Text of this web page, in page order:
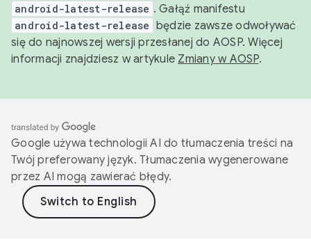
android-latest-release . Gałąź manifestu
android-latest-release będzie zawsze odwoływać
się do najnowszej wersji przesłanej do AOSP. Więcej
informacji znajdziesz w artykule Zmiany w AOSP.
Google używa technologii AI do tłumaczenia treści na
Twój preferowany język. Tłumaczenia wygenerowane
przez AI mogą zawierać błędy.